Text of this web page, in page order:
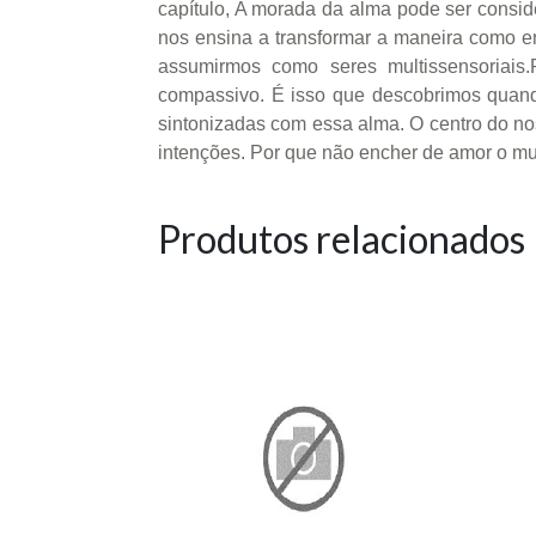
capítulo, A morada da alma pode ser
nos ensina a transformar a maneira como
assumirmos como seres
compassivo. É isso que descobrimos
sintonizadas com essa alma. O centro do
intenções. Por que não encher de amor o
Produtos relacionados